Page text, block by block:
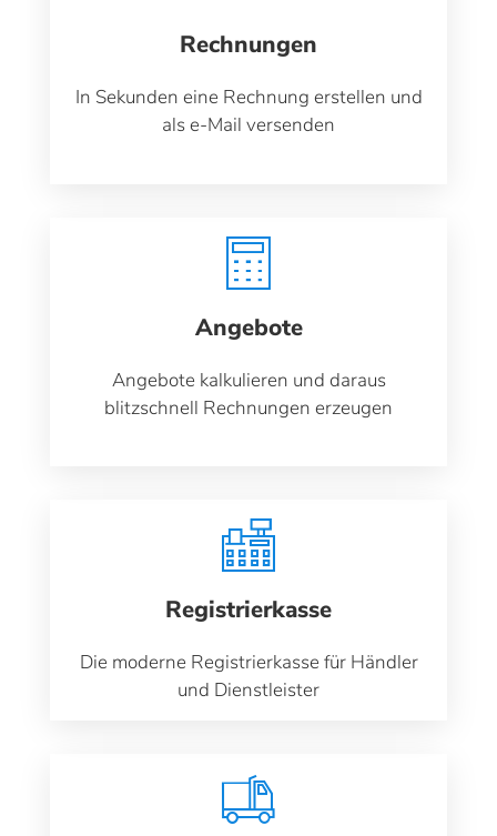
Rechnungen
In Sekunden eine Rechnung erstellen und
als e-Mail versenden
Angebote
Angebote kalkulieren und daraus
blitzschnell Rechnungen erzeugen
Registrierkasse
Die moderne Registrierkasse für Händler
und Dienstleister